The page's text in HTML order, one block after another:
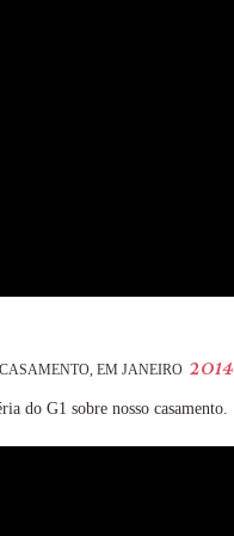
EM JANEIRO 2014
do G1 sobre nosso casamento.